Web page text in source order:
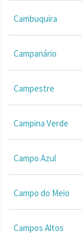
Cambuquira
Campanário
Campestre
Campina Verde
Campo Azul
Campo do Meio
Campos Altos